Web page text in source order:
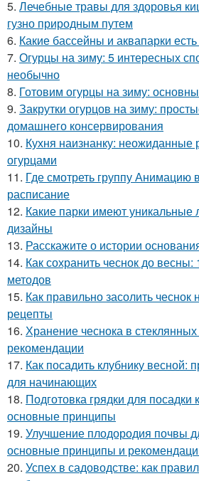
5. Лечебные травы для здоровья
гузно природным путем
6. Какие бассейны и аквапарки
7. Огурцы на зиму: 5 интересных
необычно
8. Готовим огурцы на зиму:
9. Закрутки огурцов на зиму:
домашнего консервирования
10. Кухня наизнанку: неожиданные
огурцами
11. Где смотреть группу Анимацию
расписание
12. Какие парки имеют
дизайны
13. Расскажите о истории
14. Как сохранить чеснок до
методов
15. Как правильно засолить чеснок
рецепты
16. Хранение чеснока в
рекомендации
17. Как посадить клубнику весной:
для начинающих
18. Подготовка грядки для посадки
основные принципы
19. Улучшение плодородия почвы
основные принципы и
20. Успех в садоводстве: как